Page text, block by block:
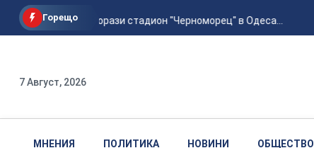
Горещо
Руска атака порази стадион "Черноморец" в Одеса...
7 Август, 2026
МНЕНИЯ ПОЛИТИКА НОВИНИ ОБЩЕСТВО